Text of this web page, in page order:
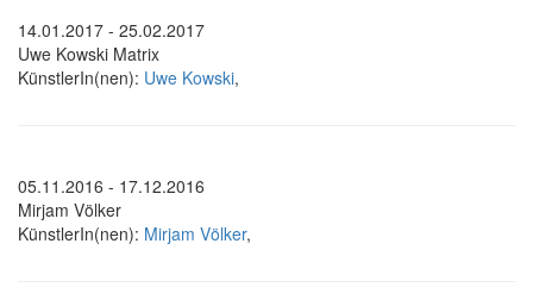
14.01.2017 - 25.02.2017
Uwe Kowski Matrix
KünstlerIn(nen): Uwe Kowski,
05.11.2016 - 17.12.2016
Mirjam Völker
KünstlerIn(nen): Mirjam Völker,